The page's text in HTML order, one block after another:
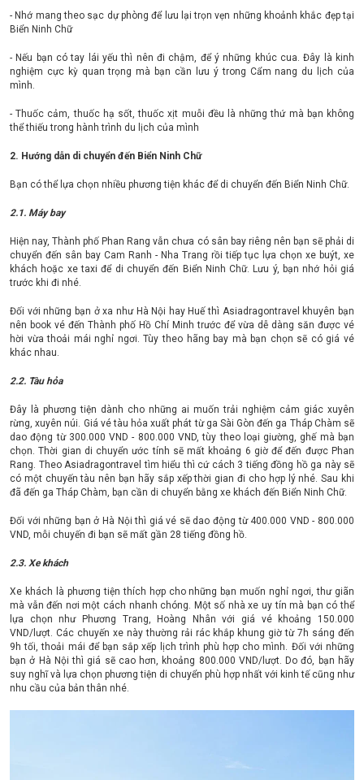
- Nhớ mang theo sạc dự phòng để lưu lại trọn vẹn những khoảnh khắc đẹp tại
Biển Ninh Chữ
- Nếu bạn có tay lái yếu thì nên đi chậm, để ý những khúc cua. Đây là kinh
nghiệm cực kỳ quan trọng mà bạn cần lưu ý trong Cẩm nang du lịch của
mình.
- Thuốc cảm, thuốc hạ sốt, thuốc xịt muỗi đều là những thứ mà bạn không
thể thiếu trong hành trình du lịch của mình
2. Hướng dẫn di chuyển đến Biển Ninh Chữ
Bạn có thể lựa chọn nhiều phương tiện khác để di chuyển đến Biển Ninh Chữ.
2.1. Máy bay
Hiện nay, Thành phố Phan Rang vẫn chưa có sân bay riêng nên bạn sẽ phải di
chuyển đến sân bay Cam Ranh - Nha Trang rồi tiếp tục lựa chọn xe buýt, xe
khách hoặc xe taxi để di chuyển đến Biển Ninh Chữ. Lưu ý, bạn nhớ hỏi giá
trước khi đi nhé.
Đối với những bạn ở xa như Hà Nội hay Huế thì Asiadragontravel khuyên bạn
nên book vé đến Thành phố Hồ Chí Minh trước để vừa dễ dàng săn được vé
hời vừa thoải mái nghỉ ngơi. Tùy theo hãng bay mà bạn chọn sẽ có giá vé
khác nhau.
2.2. Tàu hỏa
Đây là phương tiện dành cho những ai muốn trải nghiệm cảm giác xuyên
rừng, xuyên núi. Giá vé tàu hỏa xuất phát từ ga Sài Gòn đến ga Tháp Chàm sẽ
dao động từ 300.000 VND - 800.000 VND, tùy theo loại giường, ghế mà bạn
chọn. Thời gian di chuyển ước tính sẽ mất khoảng 6 giờ để đến được Phan
Rang. Theo Asiadragontravel tìm hiểu thì cứ cách 3 tiếng đồng hồ ga này sẽ
có một chuyến tàu nên bạn hãy sắp xếp thời gian đi cho hợp lý nhé. Sau khi
đã đến ga Tháp Chàm, bạn cần di chuyển bằng xe khách đến Biển Ninh Chữ.
Đối với những bạn ở Hà Nội thì giá vé sẽ dao động từ 400.000 VND - 800.000
VND, mỗi chuyến đi bạn sẽ mất gần 28 tiếng đồng hồ.
2.3. Xe khách
Xe khách là phương tiện thích hợp cho những bạn muốn nghỉ ngơi, thư giãn
mà vẫn đến nơi một cách nhanh chóng. Một số nhà xe uy tín mà bạn có thể
lựa chọn như Phương Trang, Hoàng Nhân với giá vé khoảng 150.000
VND/lượt. Các chuyến xe này thường rải rác khắp khung giờ từ 7h sáng đến
9h tối, thoải mái để bạn sắp xếp lịch trình phù hợp cho mình. Đối với những
bạn ở Hà Nội thì giá sẽ cao hơn, khoảng 800.000 VND/lượt. Do đó, bạn hãy
suy nghĩ và lựa chọn phương tiện di chuyển phù hợp nhất với kinh tế cũng như
nhu cầu của bản thân nhé.